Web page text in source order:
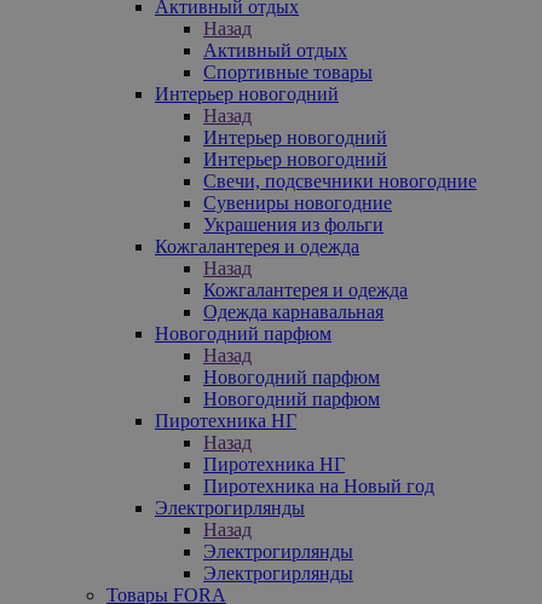
Активный отдых
Назад
Активный отдых
Спортивные товары
Интерьер новогодний
Назад
Интерьер новогодний
Интерьер новогодний
Свечи, подсвечники новогодние
Сувениры новогодние
Украшения из фольги
Кожгалантерея и одежда
Назад
Кожгалантерея и одежда
Одежда карнавальная
Новогодний парфюм
Назад
Новогодний парфюм
Новогодний парфюм
Пиротехника НГ
Назад
Пиротехника НГ
Пиротехника на Новый год
Электрогирлянды
Назад
Электрогирлянды
Электрогирлянды
Товары FORA